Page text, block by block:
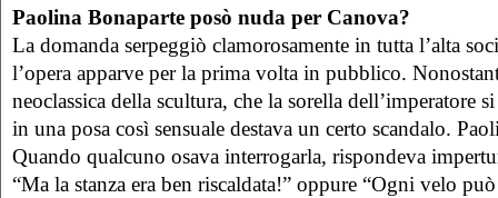
Paolina Bonaparte posò nuda per Canova?
La domanda serpeggiò clamorosamente in tutta l’alta
l’opera apparve per la prima volta in pubblico.
neoclassica della scultura, che la sorella dell’imperatore
in una posa così sensuale destava un certo scandalo.
Quando qualcuno osava interrogarla, rispondeva
“Ma la stanza era ben riscaldata!” oppure “Ogni velo